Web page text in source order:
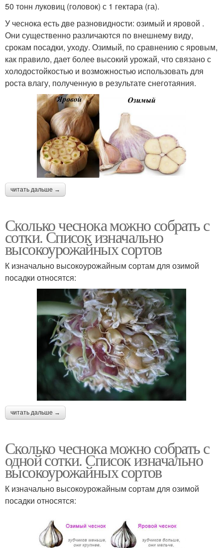
50 тонн луковиц (головок) с 1 гектара (га).
У чеснока есть две разновидности: озимый и яровой .
Они существенно различаются по внешнему виду,
срокам посадки, уходу. Озимый, по сравнению с яровым,
как правило, дает более высокий урожай, что связано с
холодостойкостью и возможностью использовать для
роста влагу, полученную в результате снеготаяния.
читать дальше →
Сколько чеснока можно собрать с
сотки. Список изначально
высокоурожайных сортов
К изначально высокоурожайным сортам для озимой
посадки относятся:
читать дальше →
Сколько чеснока можно собрать с
одной сотки. Список изначально
высокоурожайных сортов
К изначально высокоурожайным сортам для озимой
посадки относятся: